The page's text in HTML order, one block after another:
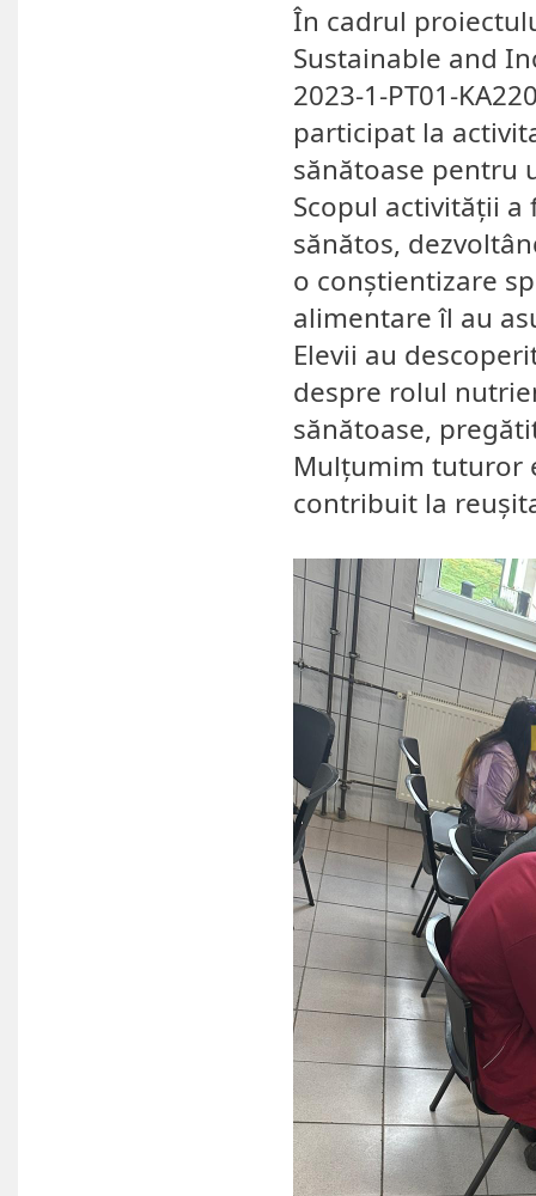
În cadrul
Sustainable and
2023-1-PT01-
participat la
sănătoase pentru
Scopul activității
sănătos,
o conștientizare
alimentare îl au
Elevii au
despre rolul
sănătoase,
Mulțumim tuturor
contribuit la